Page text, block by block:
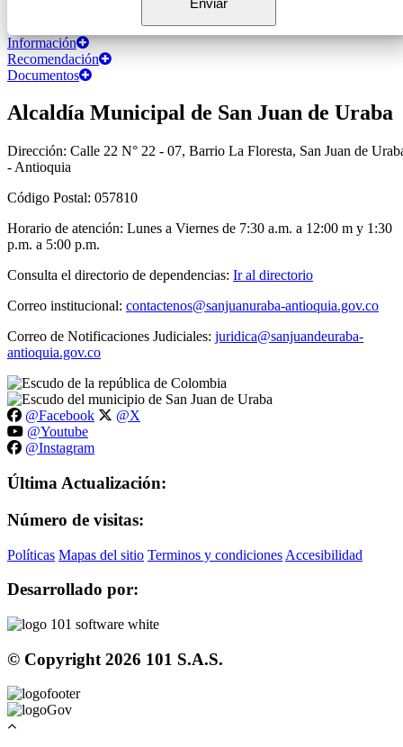
Información
Recomendación
Documentos
Alcaldía Municipal de San Juan de Uraba
Dirección: Calle 22 N° 22 - 07, Barrio La Floresta, San Juan de
- Antioquia
Código Postal: 057810
Horario de atención: Lunes a Viernes de 7:30 a.m. a 12:00 m y 1:30
p.m. a 5:00 p.m.
Consulta el directorio de dependencias: Ir al directorio
Correo institucional: contactenos@sanjuanuraba-antioquia.gov.co
Correo de Notificaciones Judiciales: juridica@sanjuandeuraba-
antioquia.gov.co
@Facebook
@X
@Youtube
@Instagram
Última Actualización:
Número de visitas:
Políticas Mapas del sitio Terminos y condiciones Accesibilidad
Desarrollado por:
© Copyright 2026 101 S.A.S.